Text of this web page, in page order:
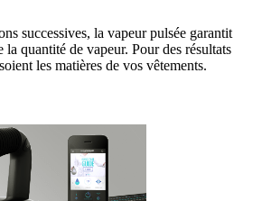
successives, la vapeur pulsée garantit
la quantité de vapeur. Pour des résultats
les matières de vos vêtements.